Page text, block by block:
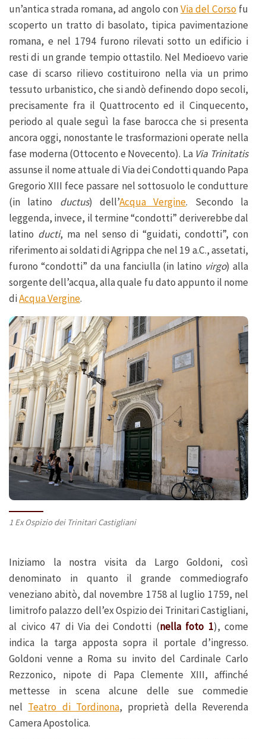
un’antica strada romana, ad angolo conVia del Corso fu
scoperto un tratto di basolato, tipica pavimentazione
romana, e nel 1794 furono rilevati sotto un edificio i
resti di un grande tempio ottastilo. Nel Medioevo varie
case di scarso rilievo costituirono nella via un primo
tessuto urbanistico, che si andò definendo dopo secoli,
precisamente fra il Quattrocento ed il Cinquecento,
periodo al quale seguì la fase barocca che si presenta
ancora oggi, nonostante le trasformazioni operate nella
fase moderna (Ottocento e Novecento). La Via Trinitatis
assunse il nome attuale di Via dei Condotti quando Papa
Gregorio XIII fece passare nel sottosuolo le condutture
(in latino ductus) dell’Acqua Vergine. Secondo la
leggenda, invece, il termine “condotti” deriverebbe dal
latino ducti, ma nel senso di “guidati, condotti”, con
riferimento ai soldati di Agrippa che nel 19 a.C., assetati,
furono “condotti” da una fanciulla (in latino virgo) alla
sorgente dell’acqua, alla quale fu dato appunto il nome
diAcqua Vergine.
1 Ex Ospizio dei Trinitari Castigliani
Iniziamo la nostra visita da Largo Goldoni, così
denominato in quanto il grande commediografo
veneziano abitò, dal novembre 1758 al luglio 1759, nel
limitrofo palazzo dell’ex Ospizio dei Trinitari Castigliani,
al civico 47 di Via dei Condotti (nella foto 1), come
indica la targa apposta sopra il portale d’ingresso.
Goldoni venne a Roma su invito del Cardinale Carlo
Rezzonico, nipote di Papa Clemente XIII, affinché
mettesse in scena alcune delle sue commedie
nel Teatro di Tordinona, proprietà della Reverenda
Camera Apostolica.